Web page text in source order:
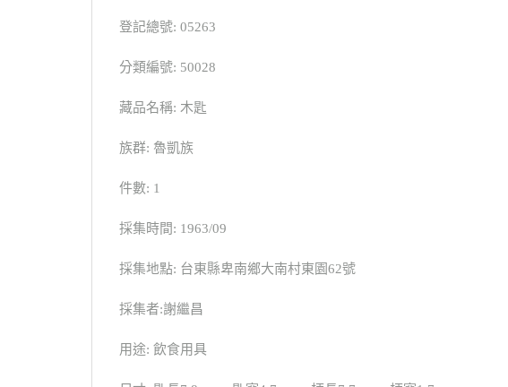
登記總號: 05263
分類編號: 50028
藏品名稱: 木匙
族群: 魯凱族
件數: 1
採集時間: 1963/09
採集地點: 台東縣卑南鄉大南村東園62號
採集者:謝繼昌
用途: 飲食用具